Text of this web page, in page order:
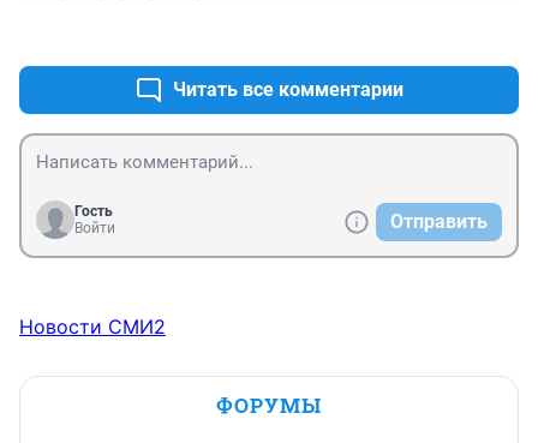
Читать все комментарии
Гость
Войти
Отправить
Новости СМИ2
ФОРУМЫ